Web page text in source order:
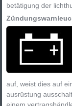
betätigung der
auf, weist dies auf
ausrüstung
einem